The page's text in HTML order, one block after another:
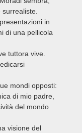
in
di una pellicola
tuttora vive.
mondi opposti:
di mio padre,
del mondo
visione del